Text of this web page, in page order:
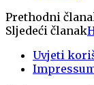
Prethodni
Sljedeći članak
Uvjeti